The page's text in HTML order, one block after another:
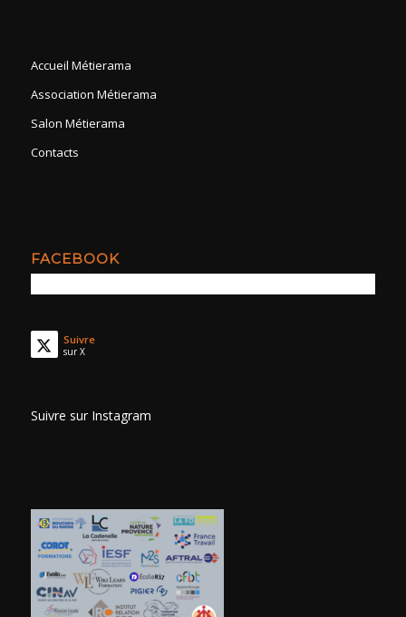
Accueil Métierama
Association Métierama
Salon Métierama
Contacts
FACEBOOK
Suivre
sur X
Suivre sur Instagram